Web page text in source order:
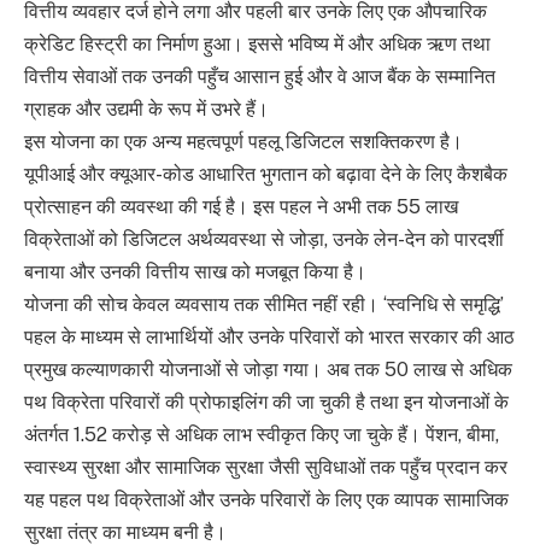
वित्तीय व्यवहार दर्ज होने लगा और पहली बार उनके लिए एक औपचारिक
क्रेडिट हिस्ट्री का निर्माण हुआ। इससे भविष्य में और अधिक ऋण तथा
वित्तीय सेवाओं तक उनकी पहुँच आसान हुई और वे आज बैंक के सम्मानित
ग्राहक और उद्यमी के रूप में उभरे हैं।
इस योजना का एक अन्य महत्वपूर्ण पहलू डिजिटल सशक्तिकरण है।
यूपीआई और क्यूआर-कोड आधारित भुगतान को बढ़ावा देने के लिए कैशबैक
प्रोत्साहन की व्यवस्था की गई है। इस पहल ने अभी तक 55 लाख
विक्रेताओं को डिजिटल अर्थव्यवस्था से जोड़ा, उनके लेन-देन को पारदर्शी
बनाया और उनकी वित्तीय साख को मजबूत किया है।
योजना की सोच केवल व्यवसाय तक सीमित नहीं रही। ‘स्वनिधि से समृद्धि’
पहल के माध्यम से लाभार्थियों और उनके परिवारों को भारत सरकार की आठ
प्रमुख कल्याणकारी योजनाओं से जोड़ा गया। अब तक 50 लाख से अधिक
पथ विक्रेता परिवारों की प्रोफाइलिंग की जा चुकी है तथा इन योजनाओं के
अंतर्गत 1.52 करोड़ से अधिक लाभ स्वीकृत किए जा चुके हैं। पेंशन, बीमा,
स्वास्थ्य सुरक्षा और सामाजिक सुरक्षा जैसी सुविधाओं तक पहुँच प्रदान कर
यह पहल पथ विक्रेताओं और उनके परिवारों के लिए एक व्यापक सामाजिक
सुरक्षा तंत्र का माध्यम बनी है।